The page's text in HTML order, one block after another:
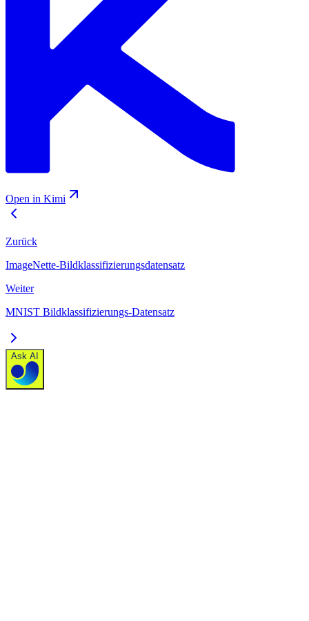
Open in Kimi
Zurück
ImageNette-Bildklassifizierungsdatensatz
Weiter
MNIST Bildklassifizierungs-Datensatz
Ask AI